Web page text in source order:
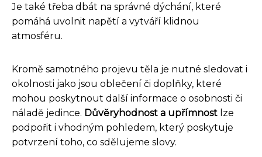
Je také třeba dbát na správné dýchání, které
pomáhá uvolnit napětí a vytváří klidnou
atmosféru.
Kromě samotného projevu těla je nutné sledovat i
okolnosti jako jsou oblečení či doplňky, které
mohou poskytnout další informace o osobnosti či
náladě jedince. Důvěryhodnost a upřímnost lze
podpořit i vhodným pohledem, který poskytuje
potvrzení toho, co sdělujeme slovy.